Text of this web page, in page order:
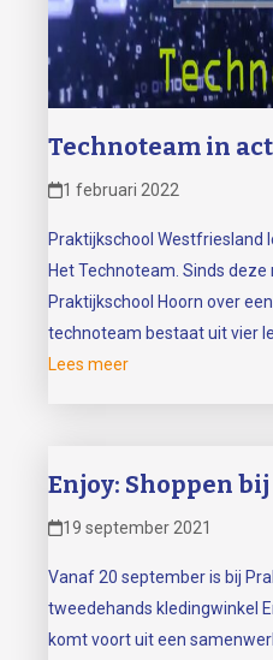
Technoteam in
1 februari 2022
Praktijkschool Westfriesland
Het Technoteam. Sinds
Praktijkschool Hoorn over
technoteam bestaat uit vier
Lees meer
Enjoy: Shoppen
19 september 2021
Vanaf 20 september is bij
tweedehands kledingwinkel
komt voort uit een